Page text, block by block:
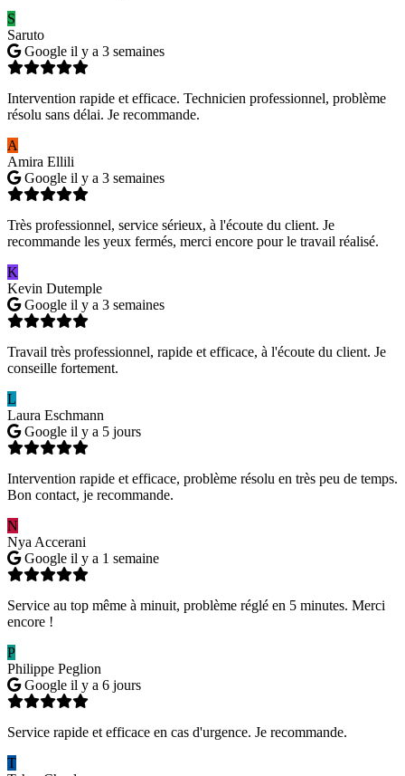
S
Saruto
Google il y a 3 semaines
Intervention rapide et efficace. Technicien professionnel, problème
résolu sans délai. Je recommande.
A
Amira Ellili
Google il y a 3 semaines
Très professionnel, service sérieux, à l'écoute du client. Je
recommande les yeux fermés, merci encore pour le travail réalisé.
K
Kevin Dutemple
Google il y a 3 semaines
Travail très professionnel, rapide et efficace, à l'écoute du client. Je
conseille fortement.
L
Laura Eschmann
Google il y a 5 jours
Intervention rapide et efficace, problème résolu en très peu de temps.
Bon contact, je recommande.
N
Nya Accerani
Google il y a 1 semaine
Service au top même à minuit, problème réglé en 5 minutes. Merci
encore !
P
Philippe Peglion
Google il y a 6 jours
Service rapide et efficace en cas d'urgence. Je recommande.
T